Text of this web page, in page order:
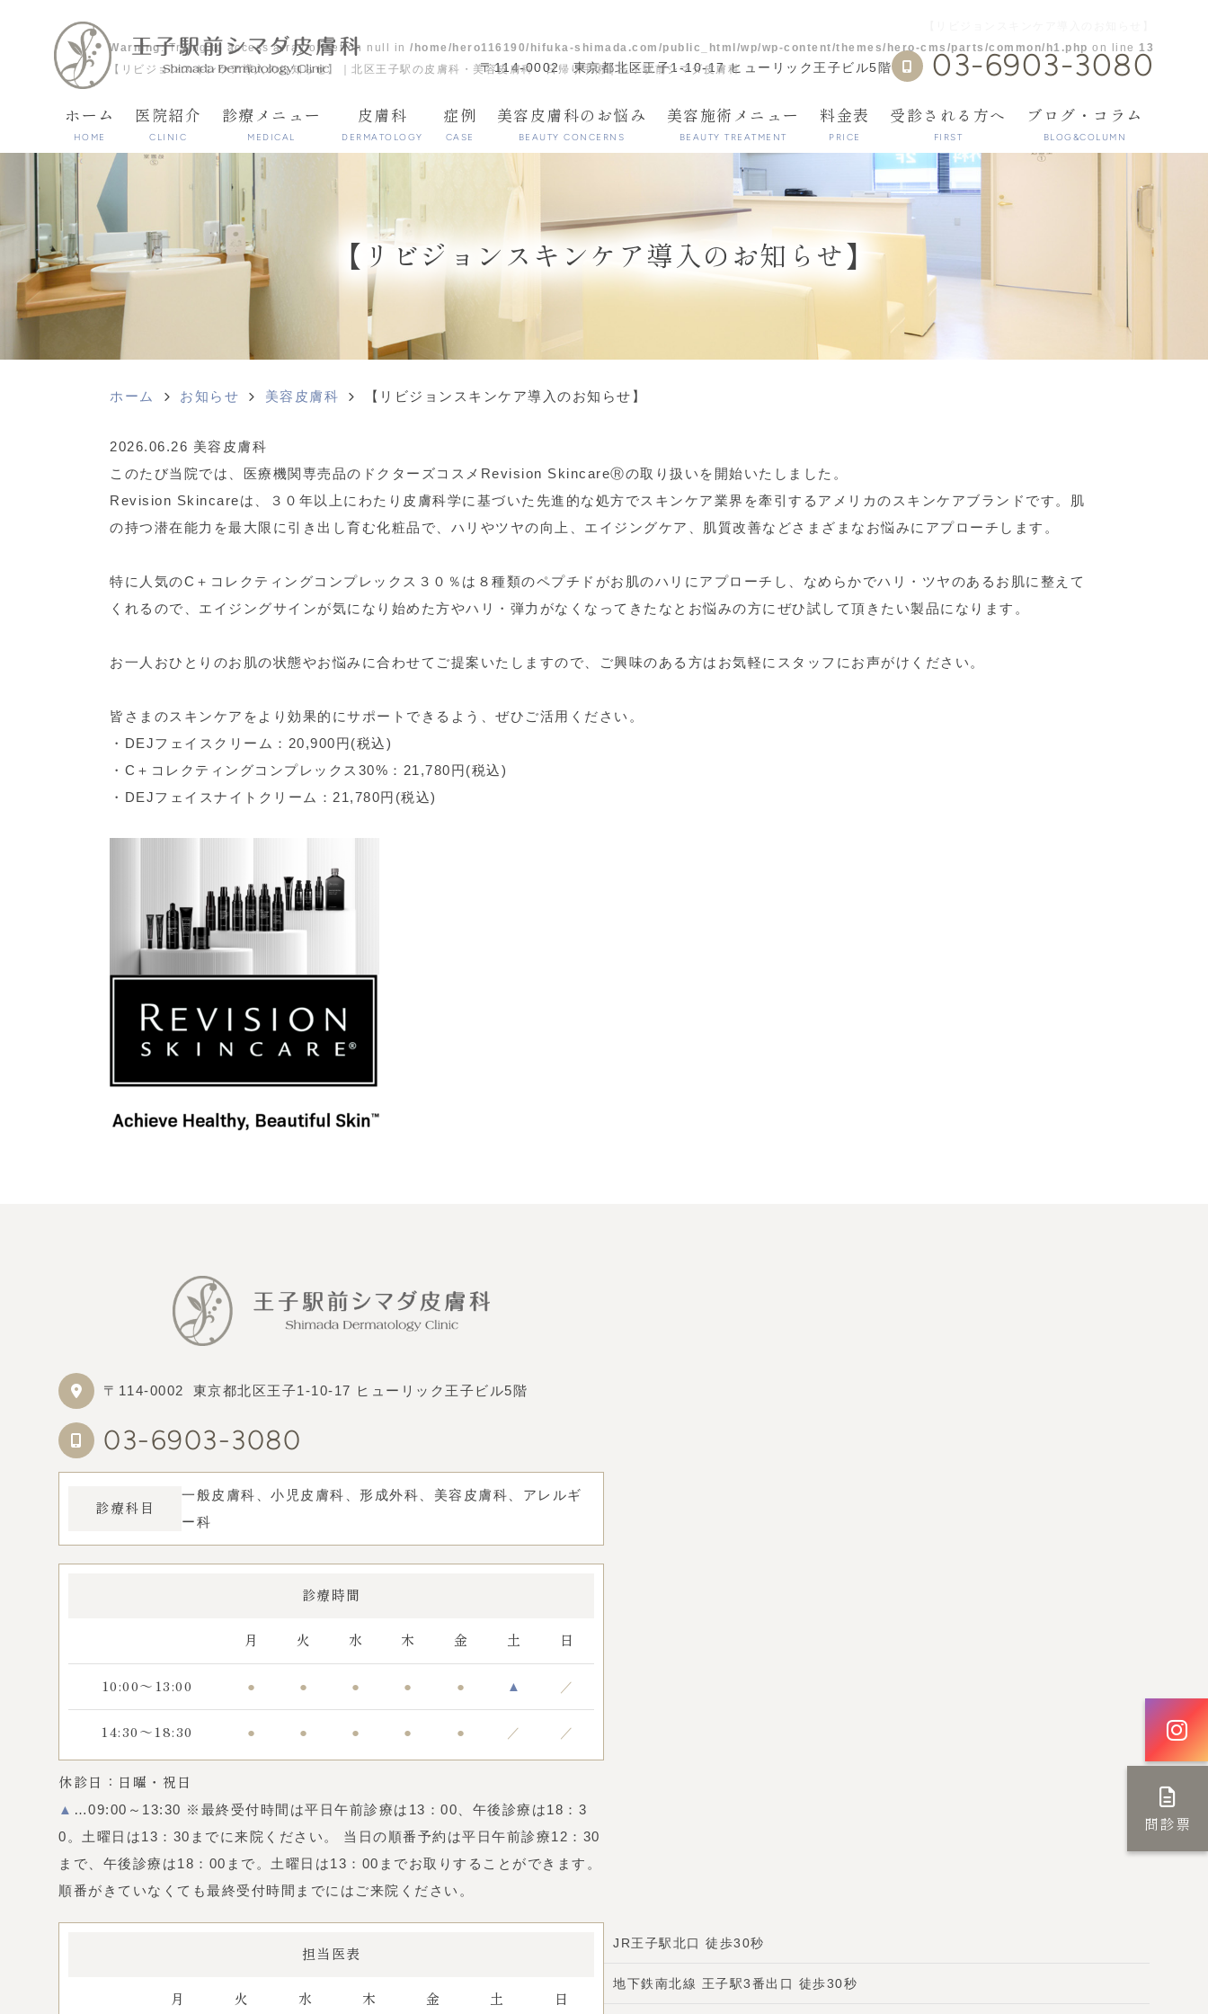
Warning: Trying to access array offset on null in /home/hero116190/hifuka-shimada.com/public_html/wp/wp-content/themes/hero-cms/parts/common/h1.php on line 13
【リビジョンスキンケア導入のお知らせ】｜北区王子駅の皮膚科・美容皮膚科・日帰り手術｜王子駅前シマダ皮膚科
〒114-0002 東京都北区王子1-10-17 ヒューリック王子ビル5階 03-6903-3080
ホーム
HOME
医院紹介
CLINIC
診療メニュー
MEDICAL
皮膚科
DERMATOLOGY
症例
CASE
美容皮膚科のお悩み
BEAUTY CONCERNS
美容施術メニュー
BEAUTY TREATMENT
料金表
PRICE
受診される方へ
FIRST
ブログ・コラム
BLOG&COLUMN
問診票
【リビジョンスキンケア導入のお知らせ】
ホーム お知らせ 美容皮膚科 【リビジョンスキンケア導入のお知らせ】
2026.06.26 美容皮膚科
このたび当院では、医療機関専売品のドクターズコスメRevision SkincareⓇの取り扱いを開始いたしました。
Revision Skincareは、３０年以上にわたり皮膚科学に基づいた先進的な処方でスキンケア業界を牽引するアメリカのスキンケアブランドです。肌
の持つ潜在能力を最大限に引き出し育む化粧品で、ハリやツヤの向上、エイジングケア、肌質改善などさまざまなお悩みにアプローチします。
特に人気のC＋コレクティングコンプレックス３０％は８種類のペプチドがお肌のハリにアプローチし、なめらかでハリ・ツヤのあるお肌に整えて
くれるので、エイジングサインが気になり始めた方やハリ・弾力がなくなってきたなとお悩みの方にぜひ試して頂きたい製品になります。
お一人おひとりのお肌の状態やお悩みに合わせてご提案いたしますので、ご興味のある方はお気軽にスタッフにお声がけください。
皆さまのスキンケアをより効果的にサポートできるよう、ぜひご活用ください。
・DEJフェイスクリーム：20,900円(税込)
・C＋コレクティングコンプレックス30%：21,780円(税込)
・DEJフェイスナイトクリーム：21,780円(税込)
〒114-0002 東京都北区王子1-10-17 ヒューリック王子ビル5階
03-6903-3080
診療科目
一般皮膚科、小児皮膚科、形成外科、美容皮膚科、アレルギ
ー科
診療時間
月 火 水 木 金 土 日
10:00～13:00 ● ● ● ● ● ▲ ／
14:30～18:30 ● ● ● ● ● ／ ／
休診日：日曜・祝日
▲ …09:00～13:30 ※最終受付時間は平日午前診療は13：00、午後診療は18：3
0。土曜日は13：30までに来院ください。 当日の順番予約は平日午前診療12：30
まで、午後診療は18：00まで。土曜日は13：00までお取りすることができます。
順番がきていなくても最終受付時間までにはご来院ください。
担当医表
月 火 水 木 金 土 日
JR王子駅北口 徒歩30秒
地下鉄南北線 王子駅3番出口 徒歩30秒